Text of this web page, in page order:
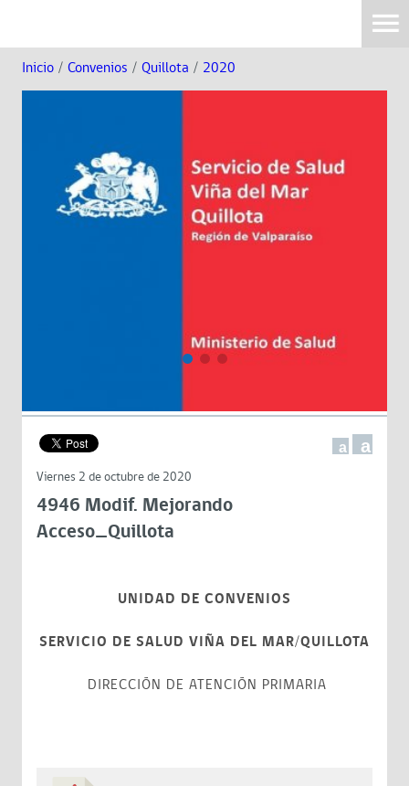
Inicio / Convenios / Quillota / 2020
a a
Viernes 2 de octubre de 2020
4946 Modif. Mejorando
Acceso_Quillota
UNIDAD DE CONVENIOS
SERVICIO DE SALUD VIÑA DEL MAR/QUILLOTA
DIRECCIÓN DE ATENCIÓN PRIMARIA